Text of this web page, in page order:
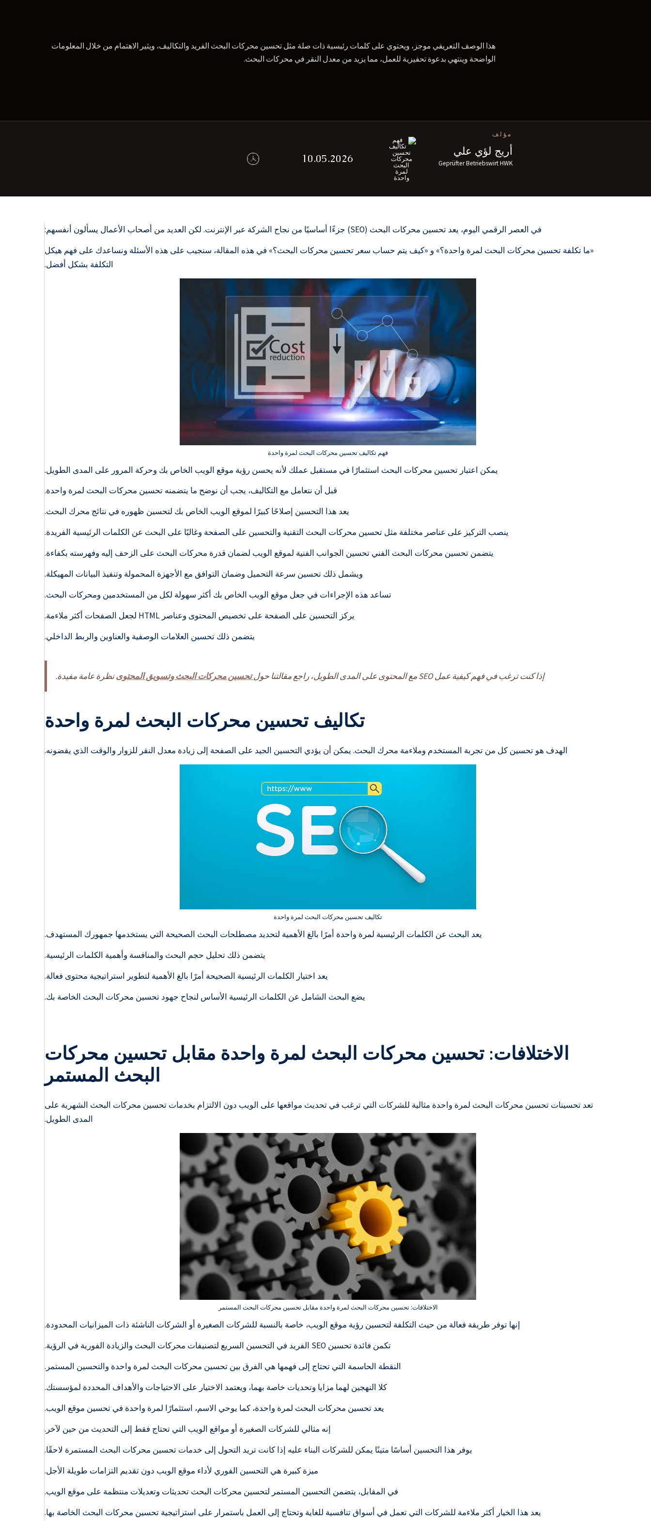
هذا الوصف التعريفي موجز، ويحتوي على كلمات رئيسية ذات صلة مثل تحسين محركات البحث الفريد والتكاليف، ويثير الاهتمام من خلال المعلومات
الواضحة وينتهي بدعوة تحفيزية للعمل، مما يزيد من معدل النقر في محركات البحث.
مؤلف
أريج لؤي علي
Geprüfter Betriebswirt HWK
10.05.2026
في العصر الرقمي اليوم، يعد تحسين محركات البحث (SEO) جزءًا أساسيًا من نجاح الشركة عبر الإنترنت. لكن العديد من أصحاب الأعمال يسألون أنفسهم:
«ما تكلفة تحسين محركات البحث لمرة واحدة؟» و «كيف يتم حساب سعر تحسين محركات البحث؟» في هذه المقالة، سنجيب على هذه الأسئلة ونساعدك على فهم هيكل
التكلفة بشكل أفضل.
فهم تكاليف تحسين محركات البحث لمرة واحدة
يمكن اعتبار تحسين محركات البحث استثمارًا في مستقبل عملك لأنه يحسن رؤية موقع الويب الخاص بك وحركة المرور على المدى الطويل.
قبل أن نتعامل مع التكاليف، يجب أن نوضح ما يتضمنه تحسين محركات البحث لمرة واحدة.
يعد هذا التحسين إصلاحًا كبيرًا لموقع الويب الخاص بك لتحسين ظهوره في نتائج محرك البحث.
ينصب التركيز على عناصر مختلفة مثل تحسين محركات البحث التقنية والتحسين على الصفحة وغالبًا على البحث عن الكلمات الرئيسية الفريدة.
يتضمن تحسين محركات البحث الفني تحسين الجوانب الفنية لموقع الويب لضمان قدرة محركات البحث على الزحف إليه وفهرسته بكفاءة.
ويشمل ذلك تحسين سرعة التحميل وضمان التوافق مع الأجهزة المحمولة وتنفيذ البيانات المهيكلة.
تساعد هذه الإجراءات في جعل موقع الويب الخاص بك أكثر سهولة لكل من المستخدمين ومحركات البحث.
يركز التحسين على الصفحة على تخصيص المحتوى وعناصر HTML لجعل الصفحات أكثر ملاءمة.
يتضمن ذلك تحسين العلامات الوصفية والعناوين والربط الداخلي.
إذا كنت ترغب في فهم كيفية عمل SEO مع المحتوى على المدى الطويل، راجع مقالتنا حول تحسين محركات البحث وتسويق المحتوىنظرة عامة مفيدة.
تكاليف تحسين محركات البحث لمرة واحدة
الهدف هو تحسين كل من تجربة المستخدم وملاءمة محرك البحث. يمكن أن يؤدي التحسين الجيد على الصفحة إلى زيادة معدل النقر للزوار والوقت الذي يقضونه.
تكاليف تحسين محركات البحث لمرة واحدة
يعد البحث عن الكلمات الرئيسية لمرة واحدة أمرًا بالغ الأهمية لتحديد مصطلحات البحث الصحيحة التي يستخدمها جمهورك المستهدف.
يتضمن ذلك تحليل حجم البحث والمنافسة وأهمية الكلمات الرئيسية.
يعد اختيار الكلمات الرئيسية الصحيحة أمرًا بالغ الأهمية لتطوير استراتيجية محتوى فعالة.
يضع البحث الشامل عن الكلمات الرئيسية الأساس لنجاح جهود تحسين محركات البحث الخاصة بك.
الاختلافات: تحسين محركات البحث لمرة واحدة مقابل تحسين محركات
البحث المستمر
تعد تحسينات تحسين محركات البحث لمرة واحدة مثالية للشركات التي ترغب في تحديث مواقعها على الويب دون الالتزام بخدمات تحسين محركات البحث الشهرية على
المدى الطويل.
الاختلافات: تحسين محركات البحث لمرة واحدة مقابل تحسين محركات البحث المستمر
إنها توفر طريقة فعالة من حيث التكلفة لتحسين رؤية موقع الويب، خاصة بالنسبة للشركات الصغيرة أو الشركات الناشئة ذات الميزانيات المحدودة.
تكمن فائدة تحسين SEO الفريد في التحسين السريع لتصنيفات محركات البحث والزيادة الفورية في الرؤية.
النقطة الحاسمة التي تحتاج إلى فهمها هي الفرق بين تحسين محركات البحث لمرة واحدة والتحسين المستمر.
كلا النهجين لهما مزايا وتحديات خاصة بهما، ويعتمد الاختيار على الاحتياجات والأهداف المحددة لمؤسستك.
يعد تحسين محركات البحث لمرة واحدة، كما يوحي الاسم، استثمارًا لمرة واحدة في تحسين موقع الويب.
إنه مثالي للشركات الصغيرة أو مواقع الويب التي تحتاج فقط إلى التحديث من حين لآخر.
يوفر هذا التحسين أساسًا متينًا يمكن للشركات البناء عليه إذا كانت تريد التحول إلى خدمات تحسين محركات البحث المستمرة لاحقًا.
ميزة كبيرة هي التحسين الفوري لأداء موقع الويب دون تقديم التزامات طويلة الأجل.
في المقابل، يتضمن التحسين المستمر لتحسين محركات البحث تحديثات وتعديلات منتظمة على موقع الويب.
يعد هذا الخيار أكثر ملاءمة للشركات التي تعمل في أسواق تنافسية للغاية وتحتاج إلى العمل باستمرار على استراتيجية تحسين محركات البحث الخاصة بها.